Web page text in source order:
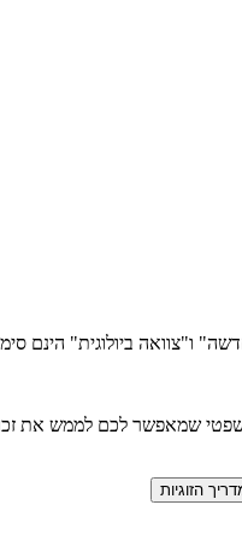
ו"צוואה ביולוגית"
שמאפשר לכם לממש את